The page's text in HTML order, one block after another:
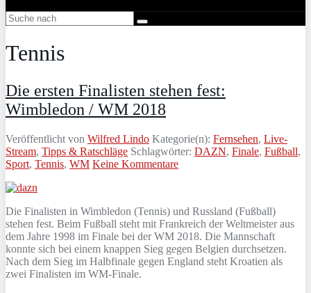
Tennis
Die ersten Finalisten stehen fest:
Wimbledon / WM 2018
Veröffentlicht von Wilfred Lindo Kategorie(n): Fernsehen, Live-
Stream, Tipps & Ratschläge Schlagwörter: DAZN, Finale, Fußball,
Sport, Tennis, WM Keine Kommentare
Die Finalisten in Wimbledon (Tennis) und Russland (Fußball)
stehen fest. Beim Fußball steht mit Frankreich der Weltmeister aus
dem Jahre 1998 im Finale bei der WM 2018. Die Mannschaft
konnte sich bei einem knappen Sieg gegen Belgien durchsetzen.
Nach dem Sieg im Halbfinale gegen England steht Kroatien als
zwei Finalisten im WM-Finale.